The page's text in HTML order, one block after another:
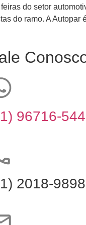
do setor
do ramo. A Autopar
96716-
2018-9898